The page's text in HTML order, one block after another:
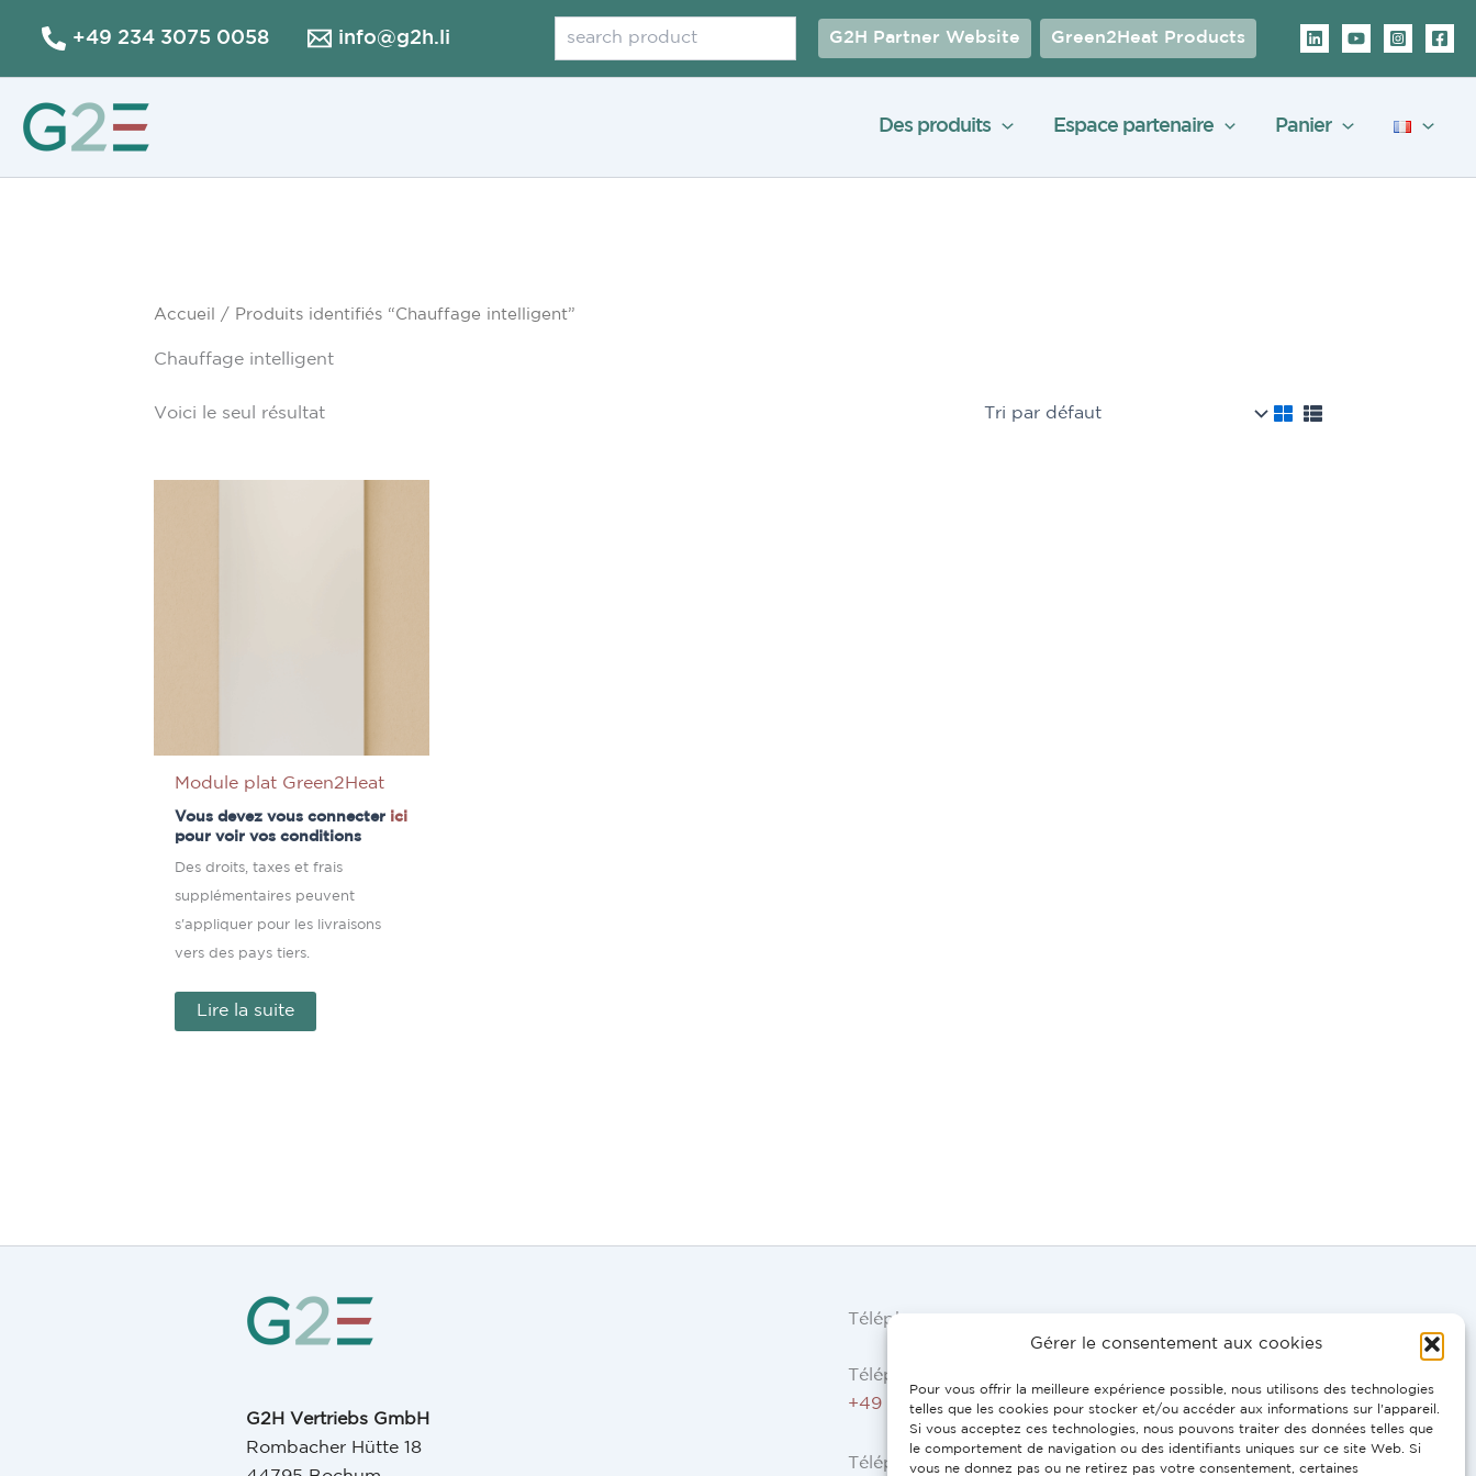
Gérer le consentement aux cookies
Pour vous offrir la meilleure expérience possible, nous utilisons des technologies
telles que les cookies pour stocker et/ou accéder aux informations sur l'appareil.
Si vous acceptez ces technologies, nous pouvons traiter des données telles que
le comportement de navigation ou des identifiants uniques sur ce site Web. Si
vous ne donnez pas ou ne retirez pas votre consentement, certaines
+49 234 3075 0058 info@g2h.li G2H Partner Website Green2Heat Products
Des produits Espace partenaire Panier
Accueil / Produits identifiés “Chauffage intelligent”
Chauffage intelligent
Voici le seul résultat
Module plat Green2Heat
Vous devez vous connecter ici
pour voir vos conditions
Des droits, taxes et frais
supplémentaires peuvent
s'appliquer pour les livraisons
vers des pays tiers.
Lire la suite
G2H Vertriebs GmbH
Rombacher Hütte 18
Téléphone
Téléphone AT, DE, EN:
+49 9503 5044 0695
Téléphone ES, FR, IT, PT: